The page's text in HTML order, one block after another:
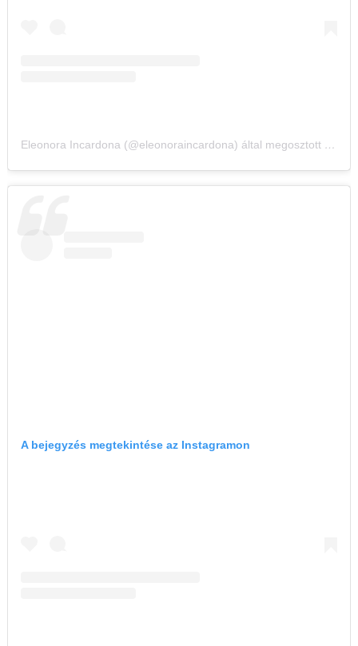
Eleonora Incardona (@eleonoraincardona) által megosztott bejegyzés
A bejegyzés megtekintése az Instagramon